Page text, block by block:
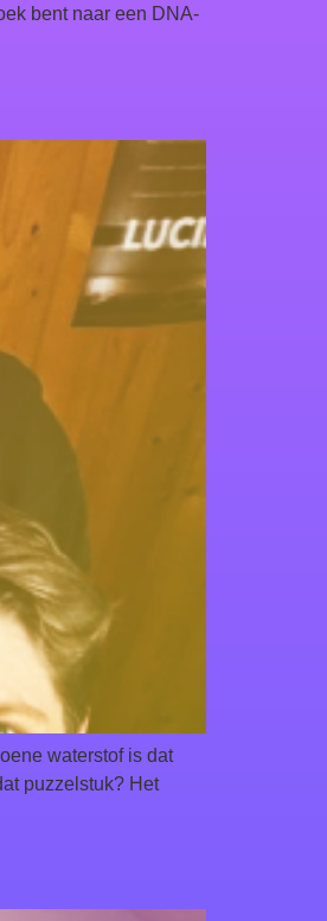
bent naar een DNA-
waterstof is dat
puzzelstuk? Het